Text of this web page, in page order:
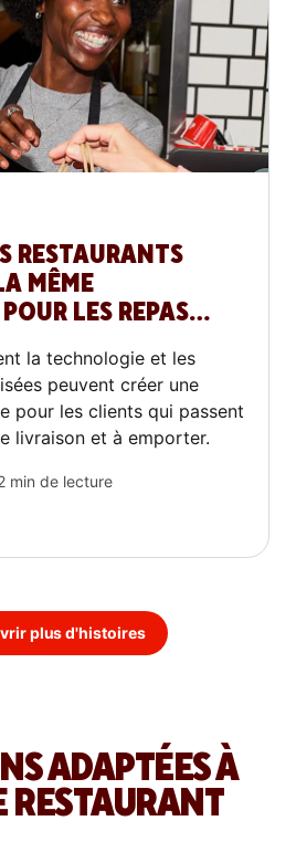
RESTAURANTS
MÊME
LES REPAS
la technologie et les
peuvent créer une
pour les clients qui passent
livraison et à emporter.
min de lecture
plus d'histoires
ADAPTÉES À
RESTAURANT